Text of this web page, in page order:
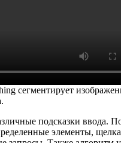
сегментирует
подсказки ввода.
элементы,